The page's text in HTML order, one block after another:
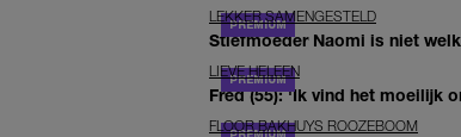
LEKKER SAMENGESTELD
Stiefmoeder Naomi is niet
LIEVE HELEEN
Fred (55): 'Ik vind het moeilijk
FLOOR BAKHUYS ROOZEBOOM